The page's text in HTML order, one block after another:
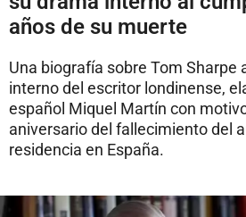
años de su muerte
Una biografía sobre Tom Sharpe
interno del escritor londinense,
español Miquel Martín con
aniversario del fallecimiento del
residencia en España.